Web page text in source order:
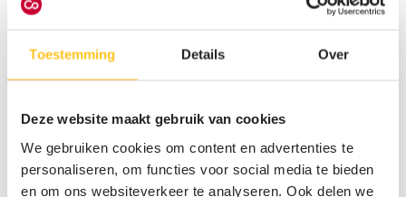
Toestemming Details Over
Deze website maakt gebruik van cookies
We gebruiken cookies om content en advertenties te
personaliseren, om functies voor social media te bieden
en om ons websiteverkeer te analyseren. Ook delen we
Solliciteer nu
Solliciteer meteen en wie weet word jij onze